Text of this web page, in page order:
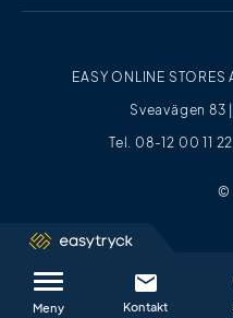
EASY ONLINE
Sveavägen 83
Tel. 08-12 00 11
©
Meny
email